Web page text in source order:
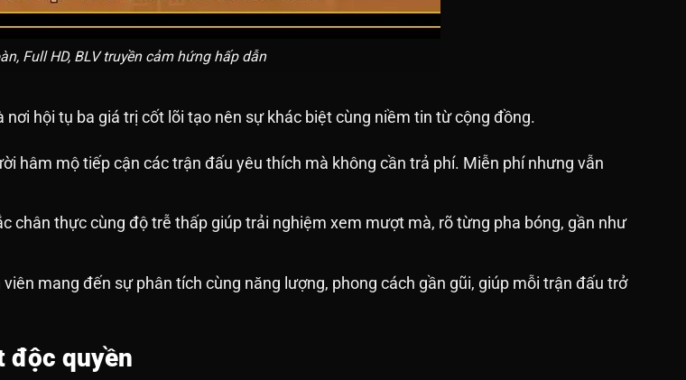
Full HD, BLV truyền cảm hứng hấp dẫn
hội tụ ba giá trị cốt lõi tạo nên sự khác biệt cùng niềm tin từ cộng đồng.
hâm mộ tiếp cận các trận đấu yêu thích mà không cần trả phí. Miễn phí nhưng vẫn
chân thực cùng độ trễ thấp giúp trải nghiệm xem mượt mà, rõ từng pha bóng, gần như
mang đến sự phân tích cùng năng lượng, phong cách gần gũi, giúp mỗi trận đấu trở
độc quyền